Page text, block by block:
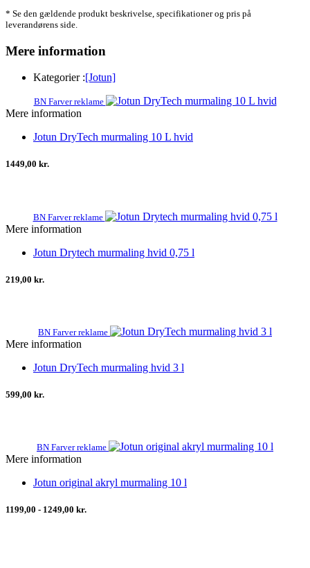
* Se den gældende produkt beskrivelse, specifikationer og pris på
leverandørens side.
Mere information
Kategorier :[Jotun]
BN Farver reklame
Mere information
Jotun DryTech murmaling 10 L hvid
1449,00 kr.
BN Farver reklame
Mere information
Jotun Drytech murmaling hvid 0,75 l
219,00 kr.
BN Farver reklame
Mere information
Jotun DryTech murmaling hvid 3 l
599,00 kr.
BN Farver reklame
Mere information
Jotun original akryl murmaling 10 l
1199,00 - 1249,00 kr.